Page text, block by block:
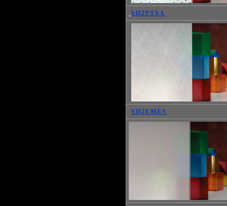
SH2PTSA
SH2EMES